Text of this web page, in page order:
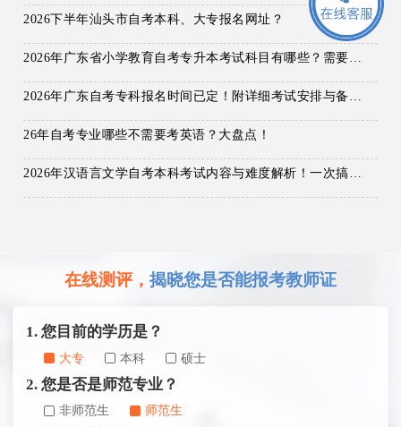
2026下半年汕头市自考本科、大专报名网址？
26年自考专业哪些不需要考英语？大盘点！
在线测评， 揭晓您是否能报考教师证
1. 您目前的学历是？
大专 本科 硕士
2. 您是否是师范专业？
非师范生 师范生